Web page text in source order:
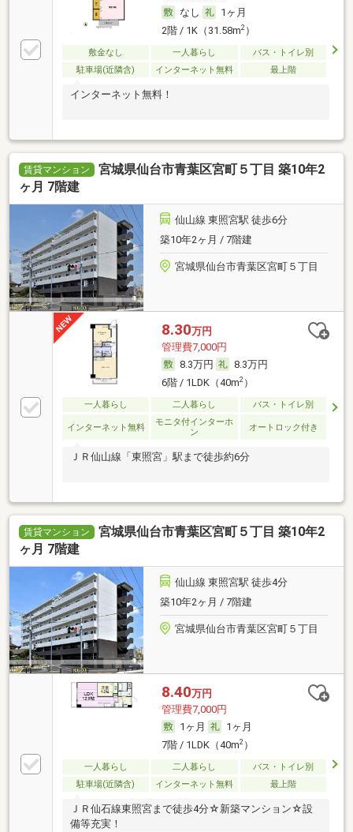
なし
1ヶ月
2階 / 1K（31.58m2）
敷金なし 一人暮らし
バス・トイレ別
駐車場(近隣含)
インターネット無料 最上階
インターネット無料！
賃貸マンション
宮城県仙台市青葉区宮町５丁目 築10年2
ヶ月 7階建
仙山線 東照宮駅 徒歩6分
築10年2ヶ月 / 7階建
宮城県仙台市青葉区宮町５丁目
8.30万円
管理費7,000円
8.3万円
8.3万円
6階 / 1LDK（40m2）
一人暮らし 二人暮らし バス・トイレ別
インターネット無料
モニタ付インターホ
ン
オートロック付き
ＪＲ仙山線「東照宮」駅まで徒歩約6分
賃貸マンション
宮城県仙台市青葉区宮町５丁目 築10年2
ヶ月 7階建
仙山線 東照宮駅 徒歩4分
築10年2ヶ月 / 7階建
宮城県仙台市青葉区宮町５丁目
8.40万円
管理費7,000円
1ヶ月
1ヶ月
7階 / 1LDK（40m2）
一人暮らし 二人暮らし
バス・トイレ別
駐車場(近隣含)
インターネット無料 最上階
ＪＲ仙石線東照宮まで徒歩4分☆新築マンション☆設
備等充実！